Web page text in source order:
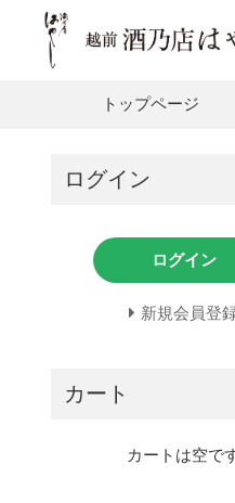
トップページ
ログイン
ログイン
新規会員登
カート
カートは空で